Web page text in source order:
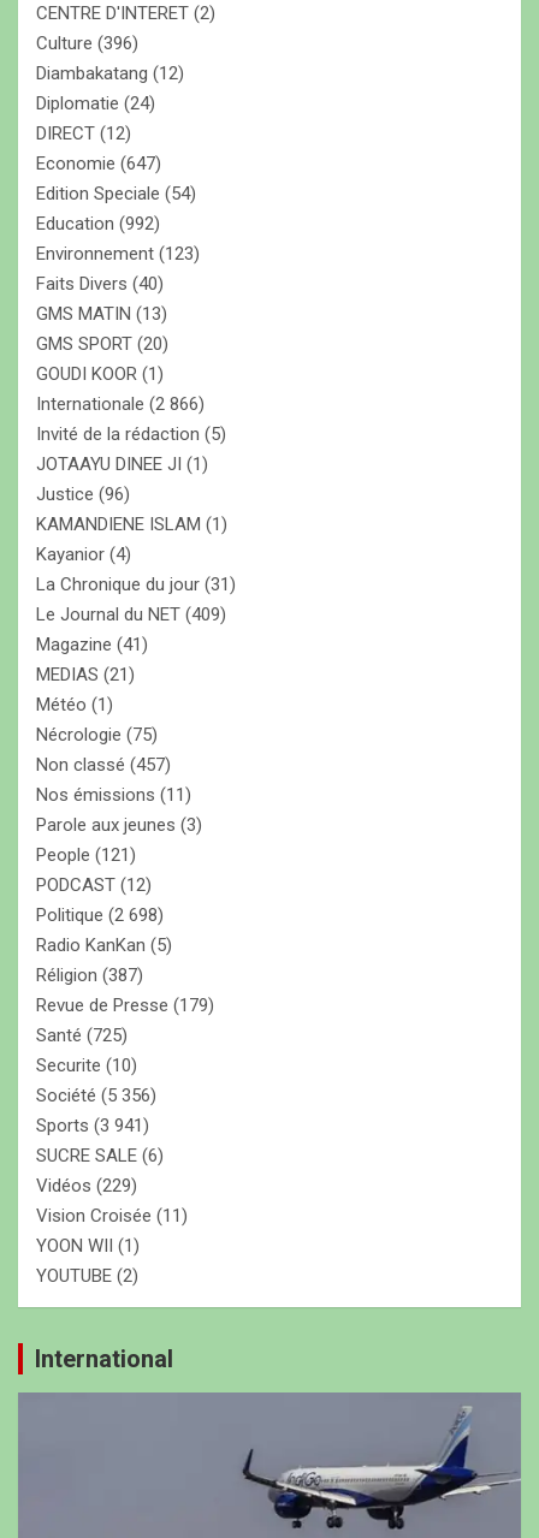
CENTRE D'INTERET (2)
Culture (396)
Diambakatang (12)
Diplomatie (24)
DIRECT (12)
Economie (647)
Edition Speciale (54)
Education (992)
Environnement (123)
Faits Divers (40)
GMS MATIN (13)
GMS SPORT (20)
GOUDI KOOR (1)
Internationale (2 866)
Invité de la rédaction (5)
JOTAAYU DINEE JI (1)
Justice (96)
KAMANDIENE ISLAM (1)
Kayanior (4)
La Chronique du jour (31)
Le Journal du NET (409)
Magazine (41)
MEDIAS (21)
Météo (1)
Nécrologie (75)
Non classé (457)
Nos émissions (11)
Parole aux jeunes (3)
People (121)
PODCAST (12)
Politique (2 698)
Radio KanKan (5)
Réligion (387)
Revue de Presse (179)
Santé (725)
Securite (10)
Société (5 356)
Sports (3 941)
SUCRE SALE (6)
Vidéos (229)
Vision Croisée (11)
YOON WII (1)
YOUTUBE (2)
International